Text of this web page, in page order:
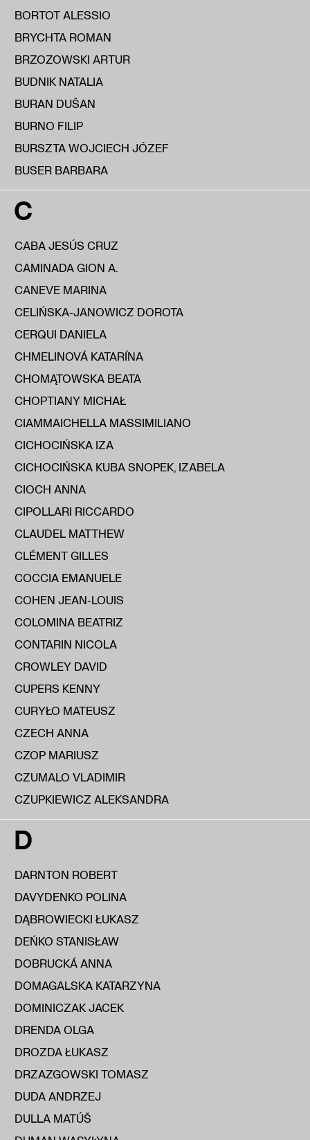
BORTOT ALESSIO
BRYCHTA ROMAN
BRZOZOWSKI ARTUR
BUDNIK NATALIA
BURAN DUŠAN
BURNO FILIP
BURSZTA WOJCIECH JÓZEF
BUSER BARBARA
C
CABA JESÚS CRUZ
CAMINADA GION A.
CANEVE MARINA
CELIŃSKA-JANOWICZ DOROTA
CERQUI DANIELA
CHMELINOVÁ KATARÍNA
CHOMĄTOWSKA BEATA
CHOPTIANY MICHAŁ
CIAMMAICHELLA MASSIMILIANO
CICHOCIŃSKA IZA
CICHOCIŃSKA KUBA SNOPEK, IZABELA
CIOCH ANNA
CIPOLLARI RICCARDO
CLAUDEL MATTHEW
CLÉMENT GILLES
COCCIA EMANUELE
COHEN JEAN-LOUIS
COLOMINA BEATRIZ
CONTARIN NICOLA
CROWLEY DAVID
CUPERS KENNY
CURYŁO MATEUSZ
CZECH ANNA
CZOP MARIUSZ
CZUMALO VLADIMIR
CZUPKIEWICZ ALEKSANDRA
D
DARNTON ROBERT
DAVYDENKO POLINA
DĄBROWIECKI ŁUKASZ
DEŃKO STANISŁAW
DOBRUCKÁ ANNA
DOMAGALSKA KATARZYNA
DOMINICZAK JACEK
DRENDA OLGA
DROZDA ŁUKASZ
DRZAZGOWSKI TOMASZ
DUDA ANDRZEJ
DULLA MATÚŠ